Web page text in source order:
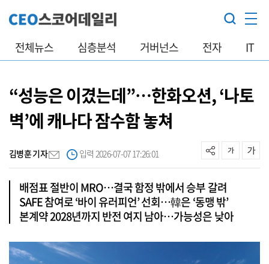
전체뉴스 심층분석 거버넌스 전자 IT
“성능은 이겼는데”…한화오션, ‘나토
벽’에 캐나다 잠수함 놓쳐
김병훈 기자 입력 2026-07-07 17:26:01
배점표 절반이 MRO…결국 함정 밖에서 승부 갈려
SAFE 참여로 ‘바이 유러피언’ 선회…韓은 ‘동맹 밖’
본계약 2028년까지 반전 여지 남아…가능성은 낮아